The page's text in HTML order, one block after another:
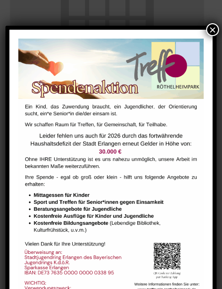
Hausaufgabenbetreuung (nicht während der Ferien)
August 7 @ 13:30 - 15:00